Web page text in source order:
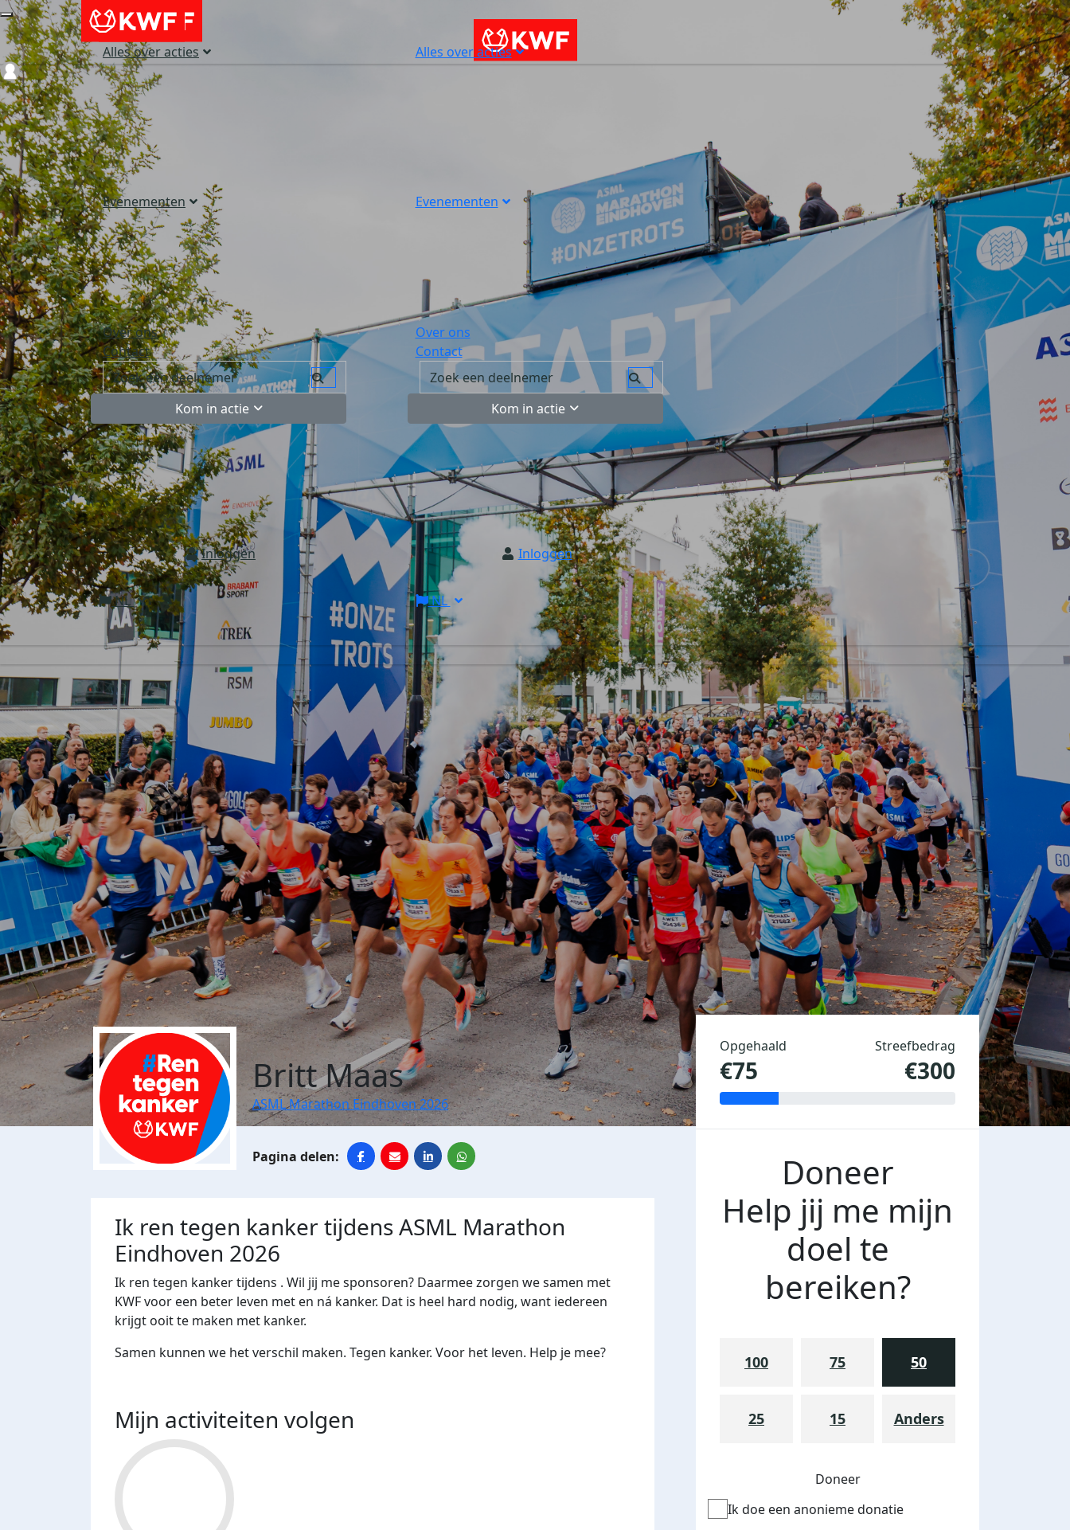
Alles over acties
Evenementen
Over ons
Contact
Kom in actie
Inloggen
NL
Alles over acties
Evenementen
Over ons
Contact
Kom in actie
Inloggen
NL
Login
Britt Maas
ASML Marathon Eindhoven 2026
Ik ren tegen kanker tijdens ASML Marathon
Eindhoven 2026
Ik ren tegen kanker tijdens . Wil jij me sponsoren? Daarmee zorgen we samen met
KWF voor een beter leven met en ná kanker. Dat is heel hard nodig, want iedereen
krijgt ooit te maken met kanker.
Samen kunnen we het verschil maken. Tegen kanker. Voor het leven. Help je mee?
Mijn activiteiten volgen
Opgehaald
€75
Streefbedrag
€300
Doneer
Help jij me mijn
doel te
bereiken?
100 75 50
25 15 Anders
Doneer
Ik doe een anonieme donatie